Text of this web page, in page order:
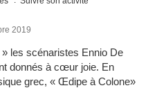
2019
les scénaristes Ennio De
donnés à cœur joie. En
grec, « Œdipe à Colone»